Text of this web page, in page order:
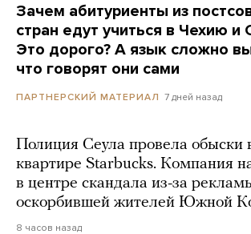
Зачем абитуриенты из
стран едут учиться в Чехию и
Это дорого? А язык сложно
что говорят они сами
ПАРТНЕРСКИЙ МАТЕРИАЛ 7 дней назад
Полиция Сеула провела обыски
квартире Starbucks. Компания
в центре скандала из-за
оскорбившей жителей Южной
8 часов назад